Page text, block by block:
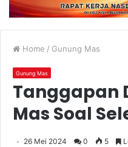
Home / Gunung Mas
Gunung Mas
Tanggapan
Mas Soal
26 Mei 2024 0 5